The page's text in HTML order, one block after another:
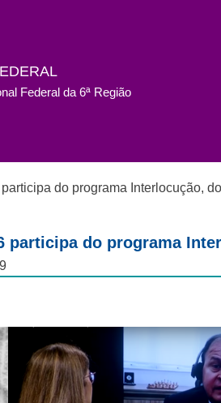
Federal da 6ª Região
do programa Interlocução,
participa do programa